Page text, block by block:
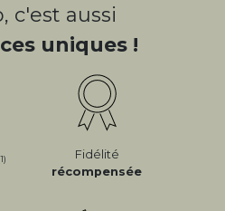
c'est aussi
uniques !
Fidélité
récompensée